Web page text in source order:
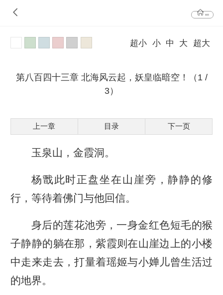
首页
超小 小 中 大 超大
第八百四十三章 北海风云起，妖皇临暗空！（1 /
3）
上一章 目录 下一页
玉泉山，金霞洞。
杨戬此时正盘坐在山崖旁，静静的修
行，等待着佛门与他回信。
身后的莲花池旁，一身金红色短毛的猴
子静静的躺在那，紫霞则在山崖边上的小楼
中走来走去，打量着瑶姬与小婵儿曾生活过
的地界。